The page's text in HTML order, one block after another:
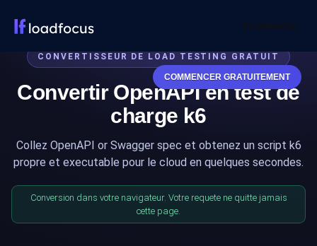
Se connecter
COMMENCER GRATUITEMENT
CONVERTISSEUR DE LOAD TESTING GRATUIT
Convertir OpenAPI en test de
charge k6
Collez OpenAPI or Swagger spec et obtenez un script k6
propre et executable pour le cloud en quelques secondes.
Conversion dans votre navigateur. Votre requete ne quitte jamais
cette page.